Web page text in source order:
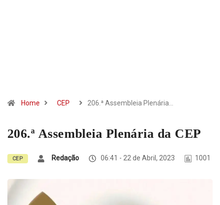
Home CEP 206.ª Assembleia Plenária…
206.ª Assembleia Plenária da CEP
CEP Redação 06:41 - 22 de Abril, 2023 1001